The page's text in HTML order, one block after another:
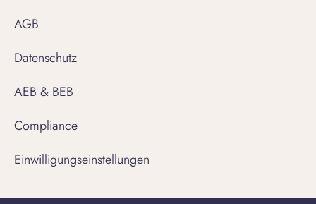
AGB
Datenschutz
AEB & BEB
Compliance
Einwilligungseinstellungen